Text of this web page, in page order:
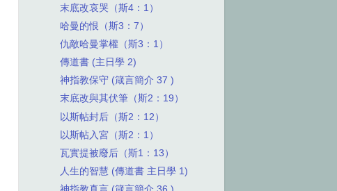
末底改哀哭（斯4：1）
哈曼的恨（斯3：7）
仇敵哈曼掌權（斯3：1）
傳道書 (主日學 2)
神指教保守 (箴言簡介 37 )
末底改與其伏筆（斯2：19）
以斯帖封后（斯2：12）
以斯帖入宮（斯2：1）
瓦實提被廢后（斯1：13）
人生的智慧 (傳道書 主日學 1)